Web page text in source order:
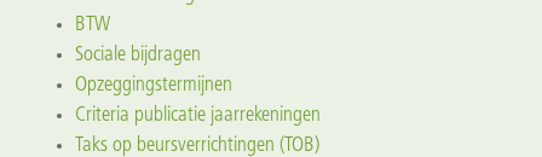
BTW
Sociale bijdragen
Opzeggingstermijnen
Criteria publicatie jaarrekeningen
Taks op beursverrichtingen (TOB)